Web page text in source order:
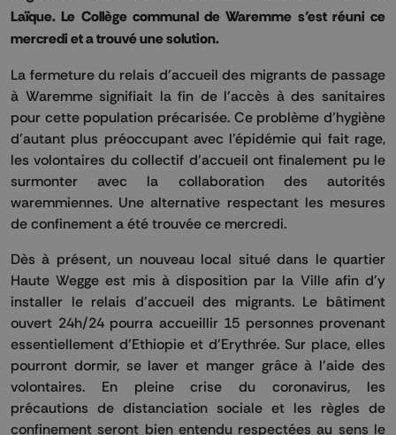
Laïque. Le Collège communal de Waremme s’est réuni ce
mercredi et a trouvé une solution.
La fermeture du relais d’accueil des migrants de passage
à Waremme signifiait la fin de l’accès à des sanitaires
pour cette population précarisée. Ce problème d’hygiène
d'autant plus préoccupant avec l'épidémie qui fait rage,
les volontaires du collectif d’accueil ont finalement pu le
surmonter avec la collaboration des autorités
waremmiennes. Une alternative respectant les mesures
de confinement a été trouvée ce mercredi.
Dès à présent, un nouveau local situé dans le quartier
Haute Wegge est mis à disposition par la Ville afin d'y
installer le relais d'accueil des migrants. Le bâtiment
ouvert 24h/24 pourra accueillir 15 personnes provenant
essentiellement d’Ethiopie et d'Erythrée. Sur place, elles
pourront dormir, se laver et manger grâce à l’aide des
volontaires. En pleine crise du coronavirus, les
précautions de distanciation sociale et les règles de
confinement seront bien entendu respectées au sens le